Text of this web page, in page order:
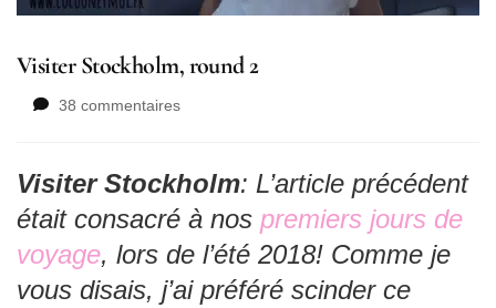
Visiter Stockholm, round 2
38 commentairessur
round
2
Visiter Stockholm: L’article précédent
était consacré à nos premiers jours de
voyage, lors de l’été 2018! Comme je
vous disais, j’ai préféré scinder ce